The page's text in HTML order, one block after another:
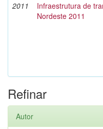
2011
Infraestrutura de
Nordeste 2011
Refinar
Autor